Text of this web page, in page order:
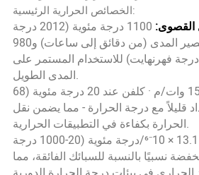
الخصائص الحرارية الرئيسية:
القصوى:
1100 درجة مئوية (2012 درجة
فهرنهايت) للتعرض قصير المدى (من دقائق إلى ساعات) و980
درجة مئوية (1800 درجة فهرنهايت) للاستخدام المستمر على
المدى الطويل.
15.1 وات/م · كلفن عند 20 درجة مئوية (68
قليلاً مع درجة الحرارة - مما يضمن نقل
الحرارة بكفاءة في التطبيقات الحرارية.
13.1 × 10⁻⁶/درجة مئوية (20-1000 درجة
نسبيًا بالنسبة للسبائك الفائقة، مما